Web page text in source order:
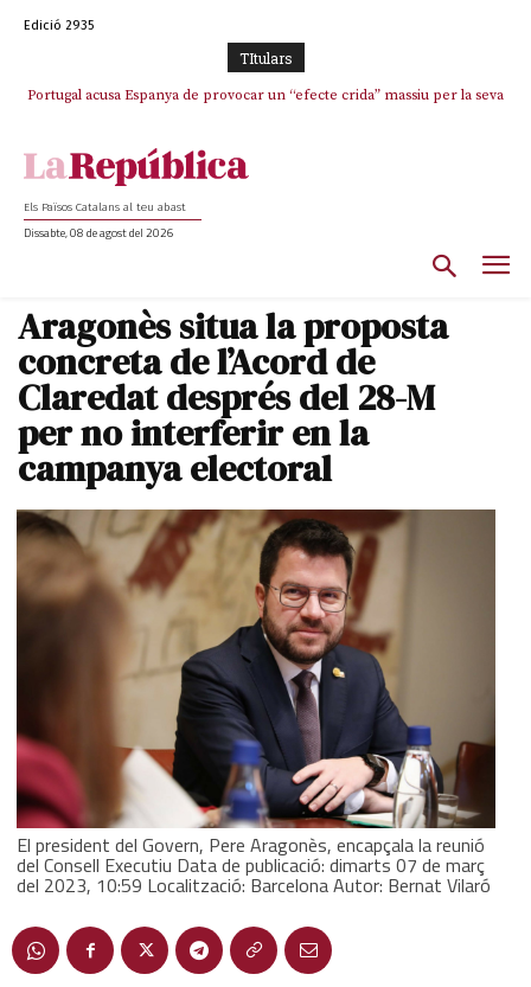
Edició 2935
TItulars
Portugal acusa Espanya de provocar un “efecte crida” massiu per la seva
Els Països Catalans al teu abast
Dissabte, 08 de agost del 2026
Aragonès situa la proposta
concreta de l’Acord de
Claredat després del 28-M
per no interferir en la
campanya electoral
El president del Govern, Pere Aragonès, encapçala la reunió
del Consell Executiu Data de publicació: dimarts 07 de març
del 2023, 10:59 Localització: Barcelona Autor: Bernat Vilaró